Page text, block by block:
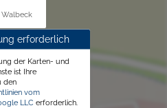
Walbeck
erforderlich
der Karten- und
ist Ihre
den
vom
LLC erforderlich.